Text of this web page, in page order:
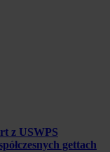
z USWPS
gettach